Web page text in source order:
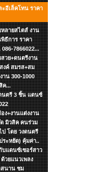
อีเล็คโทน ราคา
ลายสไตส์ งาน
ธีการ ราคา
7866022...
วย+ดนตรีงาน
งค์ สมรส+สม
าน 300-1000
ค...
นตรี 3 ชิ้น แดนซ์
ง+งานแต่งงาน
มิวสิค คนร่วม
ป โดย วงดนตรี
ระหยัด) คุ้มค่า..
บแดนซ์เซอร์สาว
วยแนวเพลง
สนาน ชม